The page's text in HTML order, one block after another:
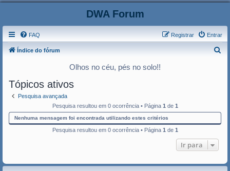
DWA Forum
FAQ Entrar
Registrar
Índice do fórum
Olhos no céu, pés no solo!!
Tópicos ativos
Pesquisa avançada
Pesquisa resultou em 0 ocorrência • Página 1 de 1
Nenhuma mensagem foi encontrada utilizando estes critérios
Pesquisa resultou em 0 ocorrência • Página 1 de 1
Ir para